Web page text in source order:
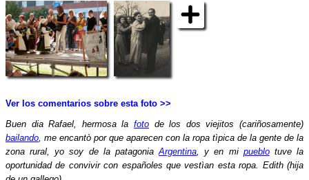
Ver los comentarios sobre esta foto >>
Buen dia Rafael, hermosa la foto de los dos viejitos (cariñosamente)
bailando , me encantò por que aparecen con la ropa tìpica de la gente de la
zona rural, yo soy de la patagoniaArgentina , y en mi pueblotuve la
oportunidad de convivir con españoles que vestìan esta ropa. Edith (hija